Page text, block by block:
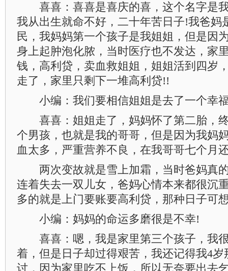
喜喜：喜喜是喜庆的喜，这个名字是
我从出生就命不好，二十年苦日子!我爸妈
民，我妈妈第一个孩子是我姐姐，但是因
身上起肿泡化脓，当时医疗也不发达，家
钱，高利贷，卖血救姐姐，姐姐活到四岁
走了，家里只剩下一堆高利贷!!
小编：我们要相信姐姐是去了一个幸
喜喜：姐姐走了，妈妈怀了第二胎，
个男孩，也就是我的哥哥，但是因为我妈
血太多，严重营养不良，在我哥哥七个月
两次变故就是雪上加霜，当时爸妈真
连着失去一双儿女，爸妈心情本来都很沉
多的就是上门要账要高利贷，那种日子可
小编：妈妈的命运多磨很是不幸!
喜喜：嗯，我是家里第三个孩子，我
着，但是日子却过得艰苦，我还记得我4
讨，因为家里吃不上饭，所以无奈要出去